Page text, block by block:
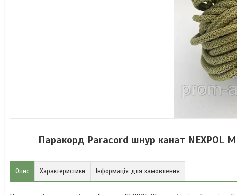
Паракорд Paracord шнур канат NEXPOL
Опис Характеристики Інформація для замовлення